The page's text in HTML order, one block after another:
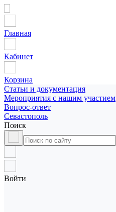
Главная
Кабинет
Корзина
Статьи и документация
Мероприятия с нашим участием
Вопрос-ответ
Севастополь
Поиск
Войти